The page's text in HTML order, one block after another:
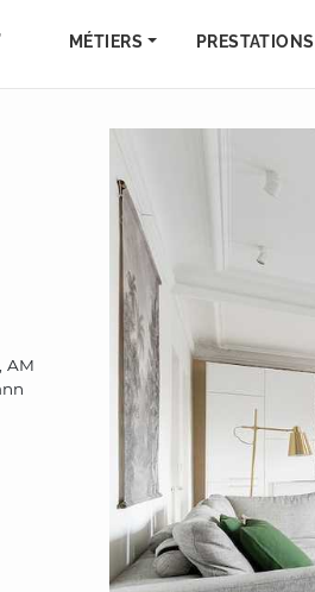
MÉTIERS PRESTATIONS
AM